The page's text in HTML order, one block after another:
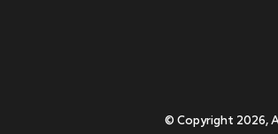
© Copyright 2026,